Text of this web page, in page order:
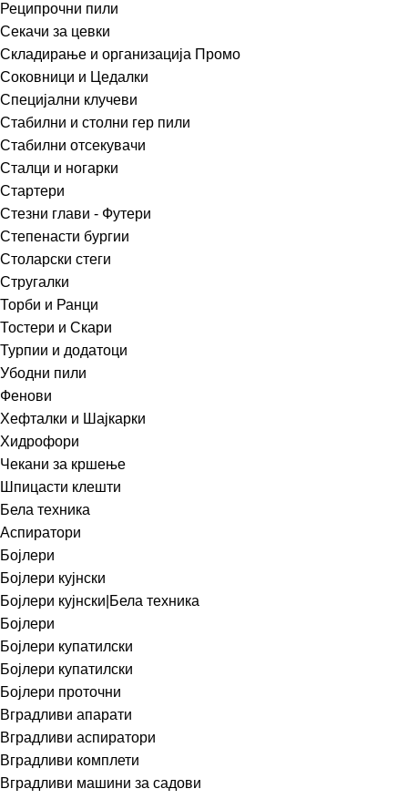
Реципрочни пили
Секачи за цевки
Складирање и организација Промо
Соковници и Цедалки
Специјални клучеви
Стабилни и столни гер пили
Стабилни отсекувачи
Сталци и ногарки
Стартери
Стезни глави - Футери
Степенасти бургии
Столарски стеги
Стругалки
Торби и Ранци
Тостери и Скари
Турпии и додатоци
Убодни пили
Фенови
Хефталки и Шајкарки
Хидрофори
Чекани за кршење
Шпицасти клешти
Бела техника
Аспиратори
Бојлери
Бојлери кујнски
Бојлери кујнски|Бела техника
Бојлери
Бојлери купатилски
Бојлери купатилски
Бојлери проточни
Вградливи апарати
Вградливи аспиратори
Вградливи комплети
Вградливи машини за садови